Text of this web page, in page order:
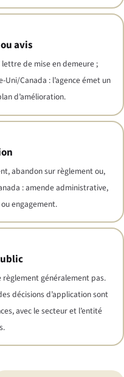
avis
de mise en demeure ;
Canada : l’agence émet un
d’amélioration.
abandon sur règlement ou,
: amende administrative,
engagement.
généralement pas.
décisions d’application sont
avec le secteur et l’entité